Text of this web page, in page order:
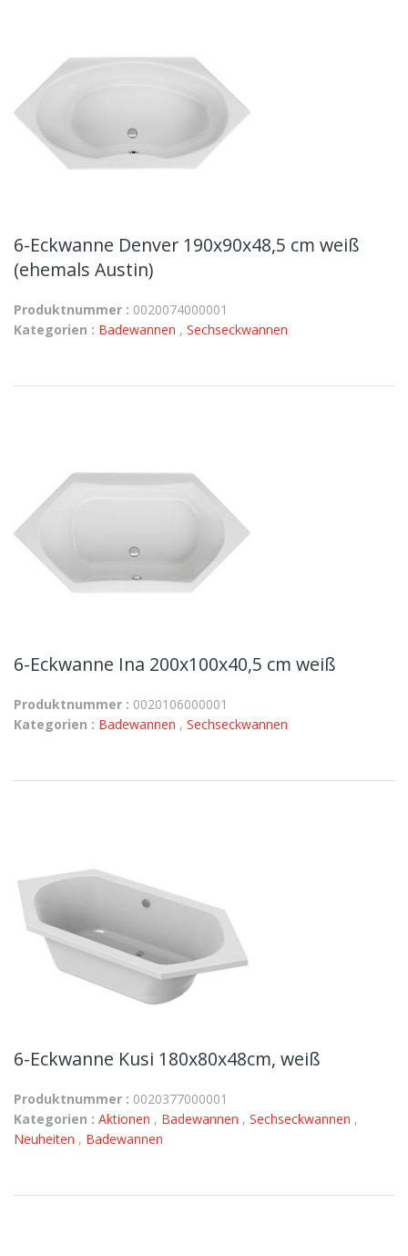
6-Eckwanne Denver 190x90x48,5 cm weiß
(ehemals Austin)
Produktnummer : 0020074000001
Kategorien : Badewannen , Sechseckwannen
6-Eckwanne Ina 200x100x40,5 cm weiß
Produktnummer : 0020106000001
Kategorien : Badewannen , Sechseckwannen
6-Eckwanne Kusi 180x80x48cm, weiß
Produktnummer : 0020377000001
Kategorien : Aktionen , Badewannen , Sechseckwannen ,
Neuheiten , Badewannen